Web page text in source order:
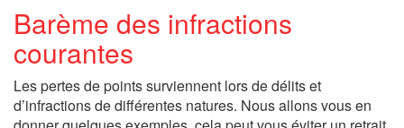
Barème des infractions
courantes
Les pertes de points surviennent lors de délits et
d’infractions de différentes natures. Nous allons vous en